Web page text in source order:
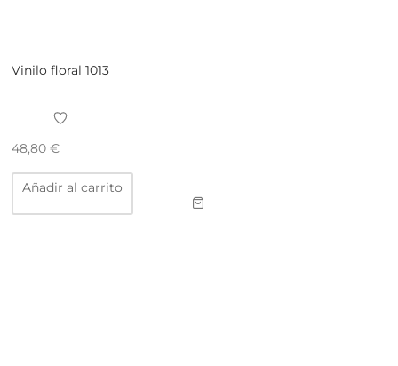
Vinilo floral 1013
48,80 €
Añadir al carrito